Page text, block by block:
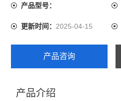
伯乐C1000 Touch PCR 仪
伯乐CFX Opus 96 PCR
伯乐CFX Duet荧光定量PCR
伯乐CFX Opus Deepwell
伯乐TC20细胞计数器
产品型号：
更新时间：2025-04-15
产品咨询
产品介绍